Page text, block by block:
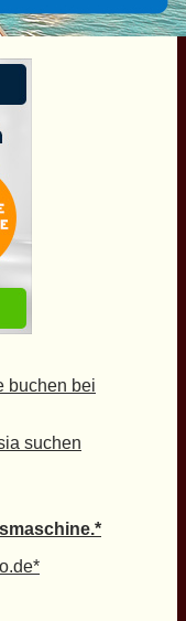
buchen bei
suchen